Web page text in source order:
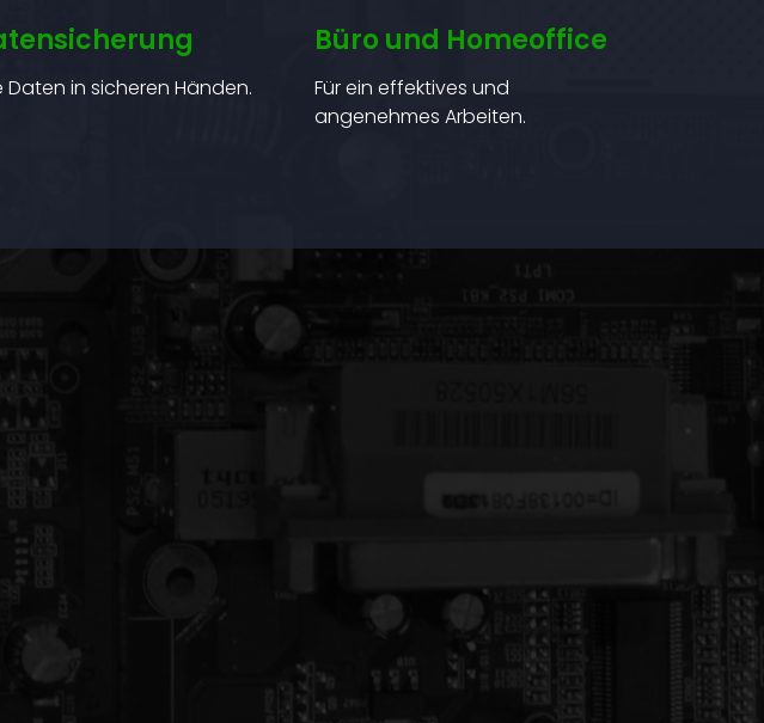
Daten in sicheren Händen.
Büro und Homeoffice
Für ein effektives und
angenehmes Arbeiten.